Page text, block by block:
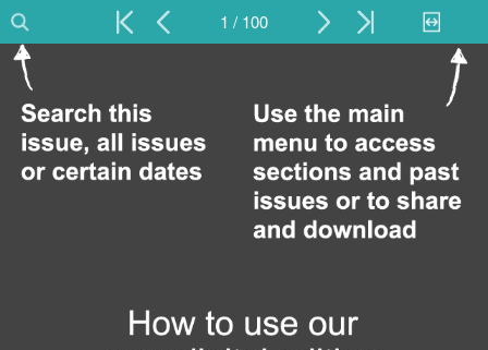
1 / 100